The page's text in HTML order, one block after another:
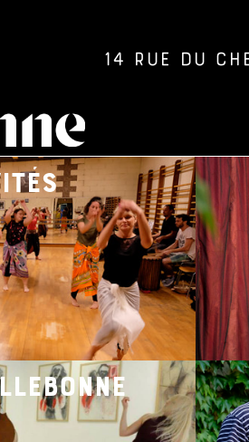
14 rue du